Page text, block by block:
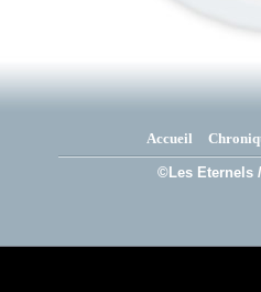
Accueil
©Les Eternels